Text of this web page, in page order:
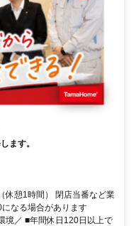
ます。
休憩1時間） 閉店当番など業
なる場合があります
境／ ■年間休日120日以上で